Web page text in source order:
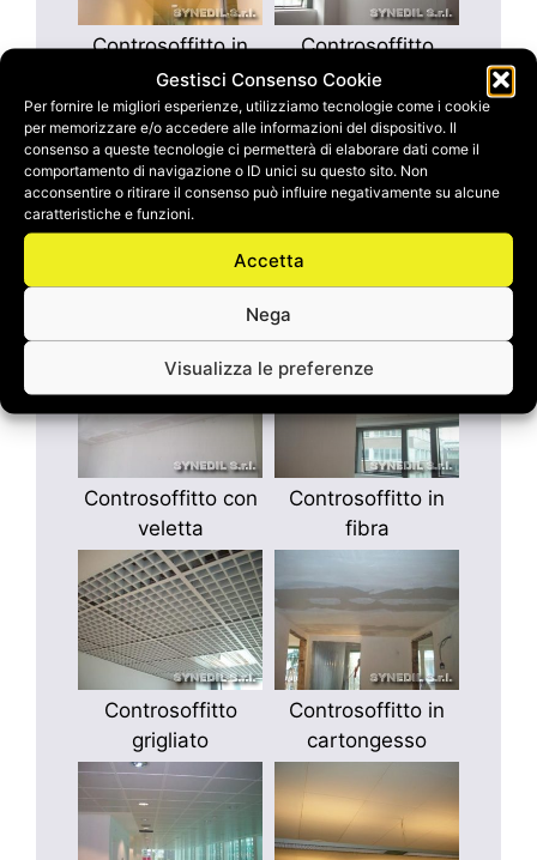
Gestisci Consenso Cookie
Per fornire le migliori esperienze, utilizziamo tecnologie come i cookie
per memorizzare e/o accedere alle informazioni del dispositivo. Il
consenso a queste tecnologie ci permetterà di elaborare dati come il
comportamento di navigazione o ID unici su questo sito. Non
acconsentire o ritirare il consenso può influire negativamente su alcune
caratteristiche e funzioni.
Accetta
Nega
Visualizza le preferenze
Controsoffitto in
doghe
fonoassorbenti
Controsoffitto
Controsoffitto
Controsoffitto in
Controsoffitto con
veletta
Controsoffitto in
fibra
Controsoffitto
grigliato
Controsoffitto in
cartongesso